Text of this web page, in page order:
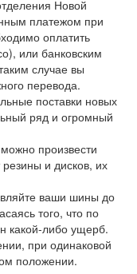
Новой
платежом при
оплатить
или банковским
случае вы
перевода.
поставки новых
ряд и огромный
произвести
и дисков, их
ваши шины до
того, что по
какой-либо ущерб.
при одинаковой
положении.